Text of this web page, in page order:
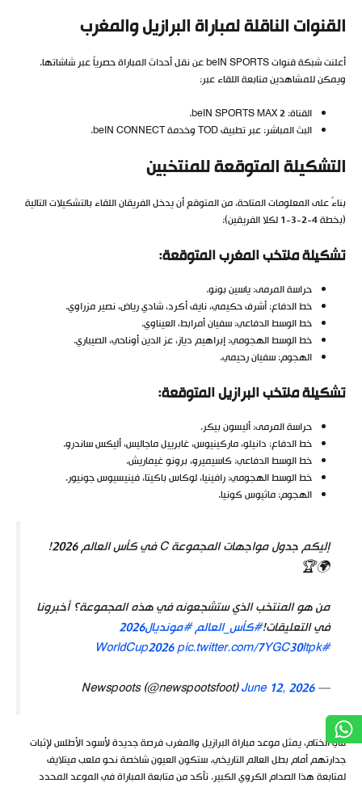
القنوات الناقلة لمباراة البرازيل والمغرب
أعلنت شبكة قنوات beIN SPORTS عن نقل أحداث المباراة حصرياً عبر شاشاتها.
ويمكن للمشاهدين متابعة اللقاء عبر:
القناة: beIN SPORTS MAX 2.
البث المباشر: عبر تطبيق TOD وخدمة beIN CONNECT.
التشكيلة المتوقعة للمنتخبين
بناءً على المعلومات المتاحة، من المتوقع أن يدخل الفريقان اللقاء بالتشكيلات التالية
(بخطة 4-2-3-1 لكلا الفريقين):
تشكيلة منتخب المغرب المتوقعة:
حراسة المرمى: ياسين بونو.
خط الدفاع: أشرف حكيمي، نايف أكرد، شادي رياض، نصير مزراوي.
خط الوسط الدفاعي: سفيان أمرابط، العيناوي.
خط الوسط الهجومي: إبراهيم دياز، عز الدين أوناحي، الصيباري.
الهجوم: سفيان رحيمي.
تشكيلة منتخب البرازيل المتوقعة:
حراسة المرمى: أليسون بيكر.
خط الدفاع: دانيلو، ماركينيوس، غابرييل ماجاليس، أليكس ساندرو.
خط الوسط الدفاعي: كاسيميرو، برونو غيماريش.
خط الوسط الهجومي: رافينيا، لوكاس باكيتا، فينيسيوس جونيور.
الهجوم: ماثيوس كونيا.
إليكم جدول مواجهات المجموعة C في كأس العالم 2026!
🌍🏆
من هو المنتخب الذي ستشجعونه في هذه المجموعة؟ أخبرونا
في التعليقات!#كأس_العالم#مونديال2026
#WorldCup2026
pic.twitter.com/7YGC30ltpk
— Newspoots (@newspootsfoot)
June 12, 2026
في الختام، يمثل موعد مباراة البرازيل والمغرب فرصة جديدة لأسود الأطلس لإثبات
جدارتهم أمام بطل العالم التاريخي. ستكون العيون شاخصة نحو ملعب ميتلايف
لمتابعة هذا الصدام الكروي الكبير. تأكد من متابعة المباراة في الموعد المحدد